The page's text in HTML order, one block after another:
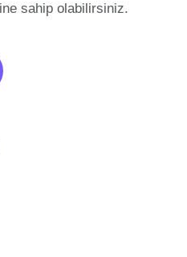
sahip olabilirsiniz.